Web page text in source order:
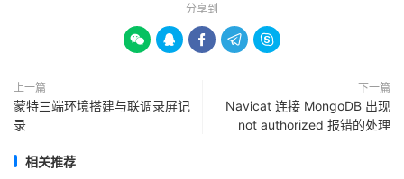
分享到
    
上一篇
蒙特三端环境搭建与联调录屏记
录
下一篇
Navicat 连接 MongoDB 出现
not authorized 报错的处理
相关推荐